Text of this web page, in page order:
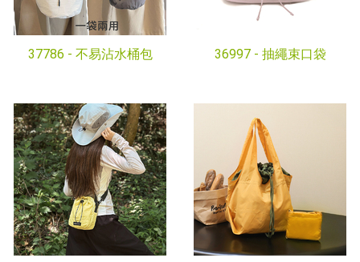
37786 - 不易沾水桶包 36997 - 抽繩束口袋